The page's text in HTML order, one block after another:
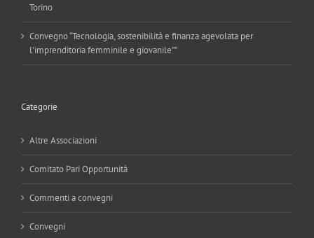
Torino
Convegno “Tecnologia, sostenibilità e finanza agevolata per
l’imprenditoria femminile e giovanile””
Categorie
Altre Associazioni
Comitato Pari Opportunità
Commenti a convegni
Convegni